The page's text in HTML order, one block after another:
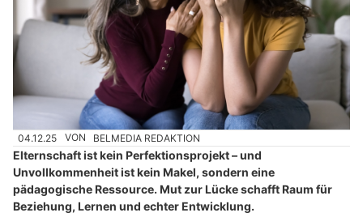
04.12.25 VON BELMEDIA REDAKTION
Elternschaft ist kein Perfektionsprojekt – und
Unvollkommenheit ist kein Makel, sondern eine
pädagogische Ressource. Mut zur Lücke schafft Raum für
Beziehung, Lernen und echter Entwicklung.